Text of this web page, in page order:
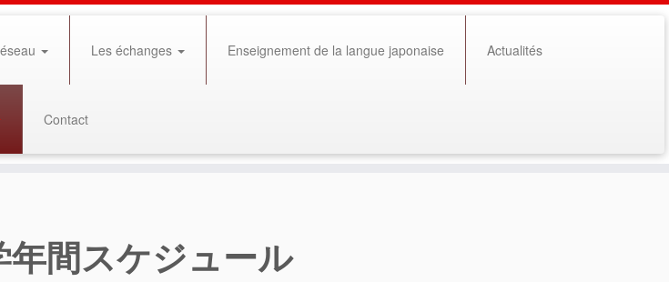
Les échanges Enseignement de la langue japonaise Actualités
Contact
間スケジュール